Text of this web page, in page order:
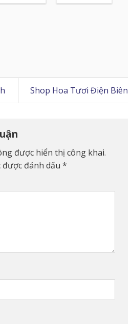
Shop Hoa Tươi Điện Biên
được hiển thị công khai.
đánh dấu *